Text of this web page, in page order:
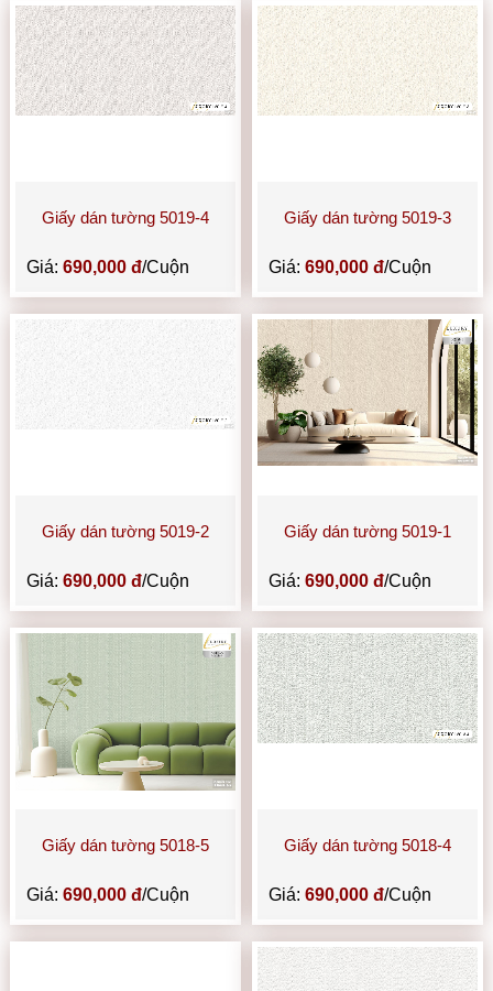
Giấy dán tường 5019-4
Giá:690,000 đ/Cuộn
Giấy dán tường 5019-3
Giá: 690,000 đ/Cuộn
Giấy dán tường 5019-2
Giá:690,000 đ/Cuộn
Giấy dán tường 5019-1
Giá: 690,000 đ/Cuộn
Giấy dán tường 5018-5
Giá:690,000 đ/Cuộn
Giấy dán tường 5018-4
Giá: 690,000 đ/Cuộn